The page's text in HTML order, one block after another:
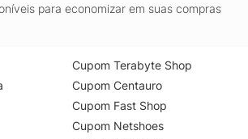
para economizar em suas compras
Cupom Terabyte Shop
Cupom Centauro
Cupom Fast Shop
Cupom Netshoes